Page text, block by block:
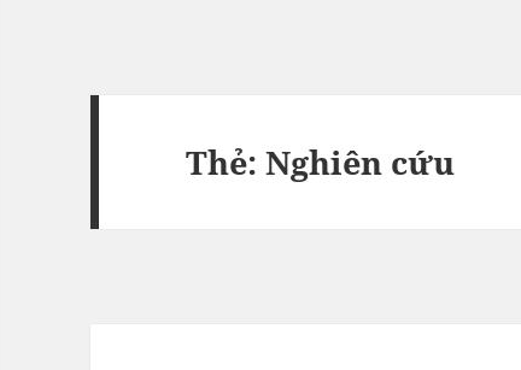
Thẻ:Nghiên cứu